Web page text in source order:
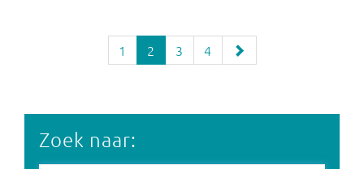
1 2 3 4
Zoek naar: